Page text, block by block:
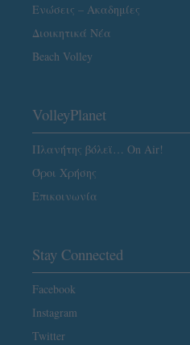
Ενώσεις – Ακαδημίες
Διοικητικά Νέα
Beach Volley
VolleyPlanet
Πλανήτης βόλεϊ… On Air!
Όροι Χρήσης
Επικοινωνία
Stay Connected
Facebook
Instagram
Twitter